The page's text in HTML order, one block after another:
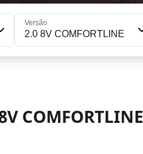
Versão
2.0 8V COMFORTLINE
COMFORTLINE